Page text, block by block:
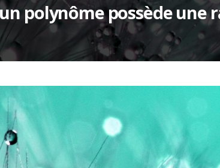
polynôme possède une